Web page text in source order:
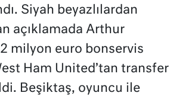
Siyah beyazlılardan
açıklamada Arthur
milyon euro bonservis
Ham United’tan transfer
Beşiktaş, oyuncu ile